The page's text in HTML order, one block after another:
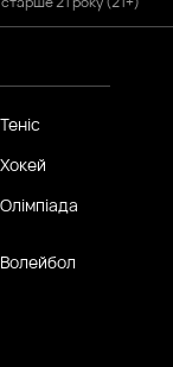
Теніс
Хокей
Олімпіада
Волейбол